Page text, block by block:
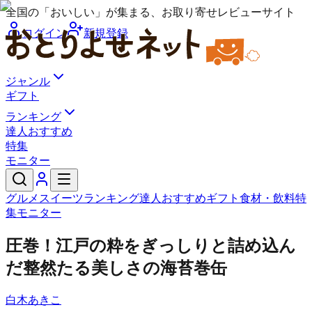
全国の「おいしい」が集まる、お取り寄せレビューサイト
ログイン
新規登録
ジャンル
ギフト
ランキング
達人おすすめ
特集
モニター
グルメ スイーツランキング達人おすすめギフト 食材・飲料特
集モニター
圧巻！江戸の粋をぎっしりと詰め込ん
だ整然たる美しさの海苔巻缶
白木あきこ